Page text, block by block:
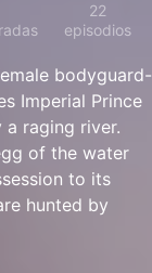
22
episodios
bodyguard-
Imperial Prince
a raging river.
of the water
to its
hunted by